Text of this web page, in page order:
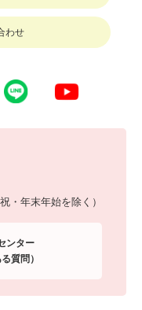
わせ
・年末年始を除く）
ンター
質問）